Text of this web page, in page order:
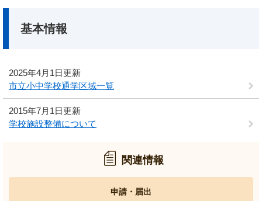
基本情報
2025年4月1日更新
市立小中学校通学区域一覧
2015年7月1日更新
学校施設整備について
関連情報
申請・届出